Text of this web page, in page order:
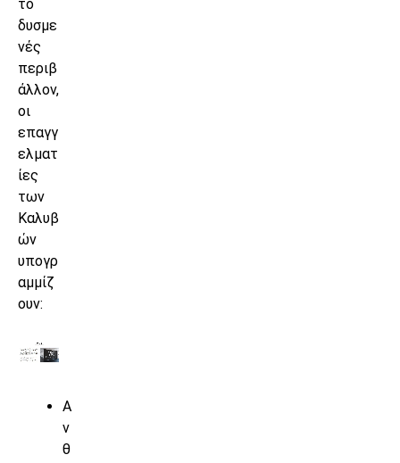
το
δυσμε
νές
περιβ
άλλον,
οι
επαγγ
ελματ
ίες
των
Καλυβ
ών
υπογρ
αμμίζ
ουν:
Α
ν
θ